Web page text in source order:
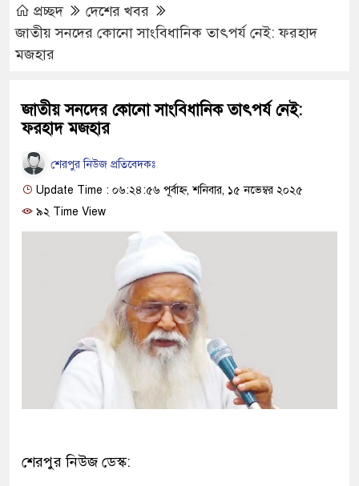
প্রচ্ছদ
দেশের খবর
জাতীয় সনদের কোনো সাংবিধানিক তাৎপর্য নেই: ফরহাদ
মজহার
জাতীয় সনদের কোনো সাংবিধানিক তাৎপর্য নেই:
ফরহাদ মজহার
শেরপুর নিউজ প্রতিবেদকঃ
Update Time : ০৬:২৪:৫৬ পূর্বাহ্ন, শনিবার, ১৫ নভেম্বর ২০২৫
৯২ Time View
শেরপুর নিউজ ডেস্ক: